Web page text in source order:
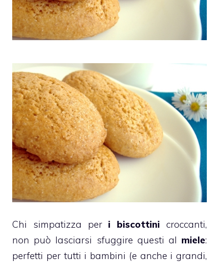
Chi simpatizza peri biscottini croccanti,
non può lasciarsi sfuggire questi al miele:
perfetti per tutti i bambini (e anche i grandi,